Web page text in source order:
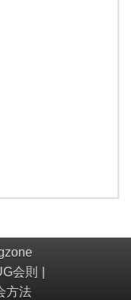
会則
方法